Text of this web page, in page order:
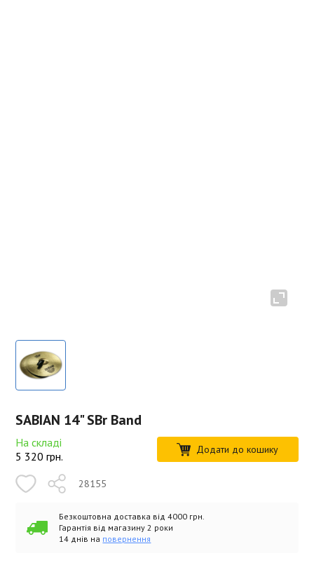
SABIAN 14" SBr Band
На складі
5 320 грн. Додати до кошику
28155
Безкоштовна доставка від 4000 грн.
Гарантія від магазину 2 роки
14 днів на повернення